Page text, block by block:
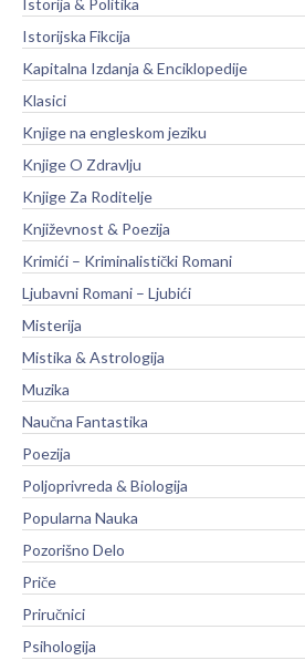
Istorijska Fikcija
Kapitalna Izdanja & Enciklopedije
Klasici
Knjige na engleskom jeziku
Knjige O Zdravlju
Knjige Za Roditelje
Književnost & Poezija
Krimići – Kriminalistički Romani
Ljubavni Romani – Ljubići
Misterija
Mistika & Astrologija
Muzika
Naučna Fantastika
Poezija
Poljoprivreda & Biologija
Popularna Nauka
Pozorišno Delo
Priče
Priručnici
Psihologija